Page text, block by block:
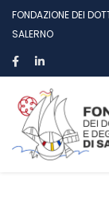
FONDAZIONE DEI
SALERNO